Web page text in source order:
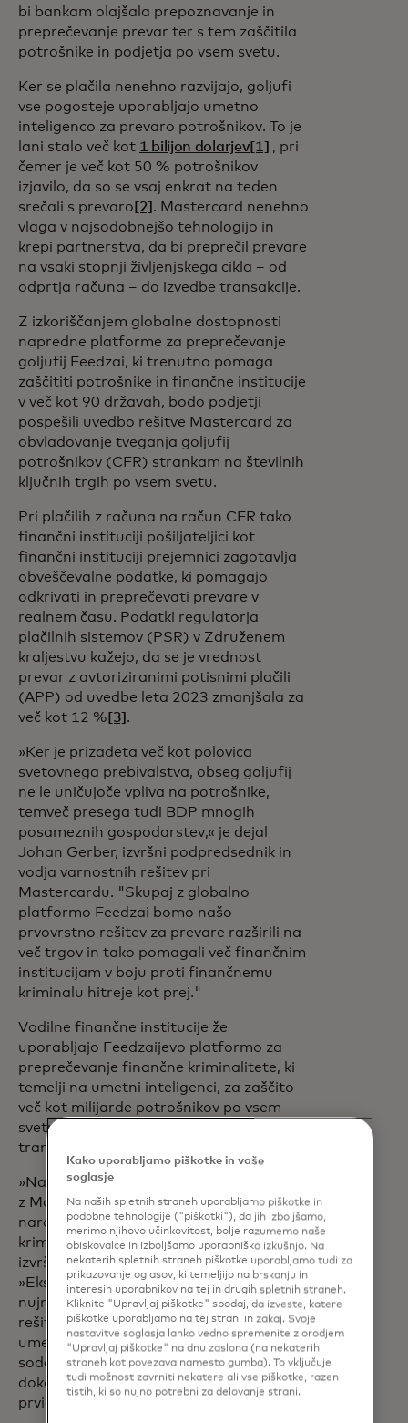
bi bankam olajšala prepoznavanje in
preprečevanje prevar ter s tem zaščitila
potrošnike in podjetja po vsem svetu.
Ker se plačila nenehno razvijajo, goljufi
vse pogosteje uporabljajo umetno
inteligenco za prevaro potrošnikov. To je
lani stalo več kot 1 bilijon dolarjev[1] , pri
čemer je več kot 50 % potrošnikov
izjavilo, da so se vsaj enkrat na teden
srečali s prevaro [2] . Mastercard nenehno
vlaga v najsodobnejšo tehnologijo in
krepi partnerstva, da bi preprečil prevare
na vsaki stopnji življenjskega cikla – od
odprtja računa – do izvedbe transakcije.
Z izkoriščanjem globalne dostopnosti
napredne platforme za preprečevanje
goljufij Feedzai, ki trenutno pomaga
zaščititi potrošnike in finančne institucije
v več kot 90 državah, bodo podjetji
pospešili uvedbo rešitve Mastercard za
obvladovanje tveganja goljufij
potrošnikov (CFR) strankam na številnih
ključnih trgih po vsem svetu.
Pri plačilih z računa na račun CFR tako
finančni instituciji pošiljateljici kot
finančni instituciji prejemnici zagotavlja
obveščevalne podatke, ki pomagajo
odkrivati in preprečevati prevare v
realnem času. Podatki regulatorja
plačilnih sistemov (PSR) v Združenem
kraljestvu kažejo, da se je vrednost
prevar z avtoriziranimi potisnimi plačili
(APP) od uvedbe leta 2023 zmanjšala za
več kot 12 % [3] .
»Ker je prizadeta več kot polovica
svetovnega prebivalstva, obseg goljufij
ne le uničujoče vpliva na potrošnike,
temveč presega tudi BDP mnogih
posameznih gospodarstev,« je dejal
Johan Gerber, izvršni podpredsednik in
vodja varnostnih rešitev pri
Mastercardu. "Skupaj z globalno
platformo Feedzai bomo našo
prvovrstno rešitev za prevare razširili na
več trgov in tako pomagali več finančnim
institucijam v boju proti finančnemu
kriminalu hitreje kot prej."
Vodilne finančne institucije že
uporabljajo Feedzaijevo platformo za
preprečevanje finančne kriminalitete, ki
temelji na umetni inteligenci, za zaščito
več kot milijarde potrošnikov po vsem
svetu in več kot 8 bilijonov dolarjev
transakcij vsako leto.
»Navdušeni smo nad širitvijo partnerstva
z Mastercardom, da bi se spopadli z
naraščajočimi grožnjami finančnega
kriminala,« je dejal Nuno Sebastiao,
izvršni direktor podjetja Feedzai.
»Eksponentna rast prevar poudarja
nujnost, da finančne institucije sprejmejo
rešitve v realnem času, ki temeljijo na
umetni inteligenci.« Navdušeni smo nad
sodelovanjem z Mastercardom, da bi
dokazano vrednost njihove ocene CFR
prvič predstavili na novih trgih.«
Kako uporabljamo piškotke in vaše
soglasje
Na naših spletnih straneh uporabljamo piškotke in
podobne tehnologije ("piškotki"), da jih izboljšamo,
merimo njihovo učinkovitost, bolje razumemo naše
obiskovalce in izboljšamo uporabniško izkušnjo. Na
nekaterih spletnih straneh piškotke uporabljamo tudi za
prikazovanje oglasov, ki temeljijo na brskanju in
interesih uporabnikov na tej in drugih spletnih straneh.
Kliknite "Upravljaj piškotke" spodaj, da izveste, katere
piškotke uporabljamo na tej strani in zakaj. Svoje
nastavitve soglasja lahko vedno spremenite z orodjem
"Upravljaj piškotke" na dnu zaslona (na nekaterih
straneh kot povezava namesto gumba). To vključuje
tudi možnost zavrniti nekatere ali vse piškotke, razen
tistih, ki so nujno potrebni za delovanje strani.